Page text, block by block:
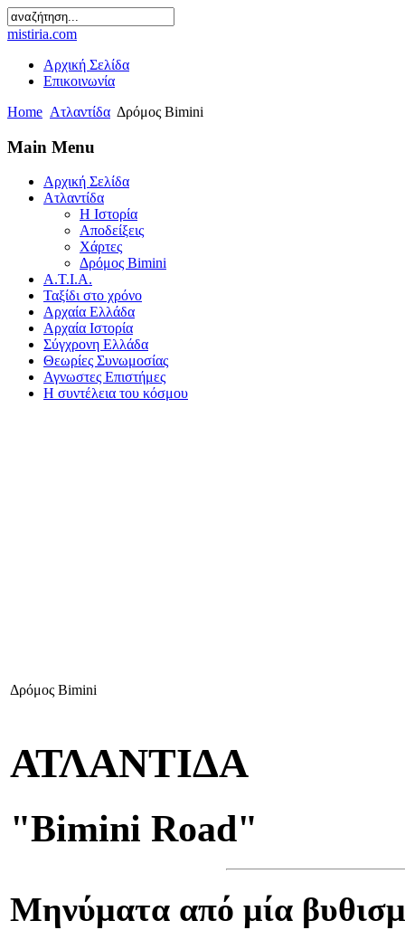
mistiria.com
Αρχική Σελίδα
Επικοινωνία
Home Ατλαντίδα Δρόμος Bimini
Main Menu
Αρχική Σελίδα
Ατλαντίδα
Η Ιστορία
Αποδείξεις
Χάρτες
Δρόμος Bimini
Α.Τ.Ι.Α.
Ταξίδι στο χρόνο
Αρχαία Ελλάδα
Αρχαία Ιστορία
Σύγχρονη Ελλάδα
Θεωρίες Συνωμοσίας
Αγνωστες Επιστήμες
Η συντέλεια του κόσμου
Δρόμος Bimini
ΑΤΛΑΝΤΙΔΑ
"Bimini Road"
Μηνύματα από μία